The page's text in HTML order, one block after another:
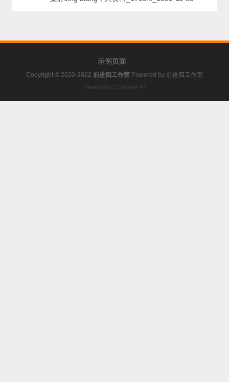
示例页面
Copyright © 2020-2022 前进四工作室 Powered by 前进四工作室
Design By Channel 44